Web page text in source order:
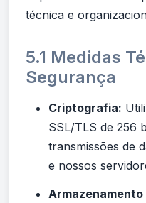
técnica e
5.1 Medidas
Segurança
Criptografia:
SSL/TLS de 256
transmissões de
e nossos
Armazenamento